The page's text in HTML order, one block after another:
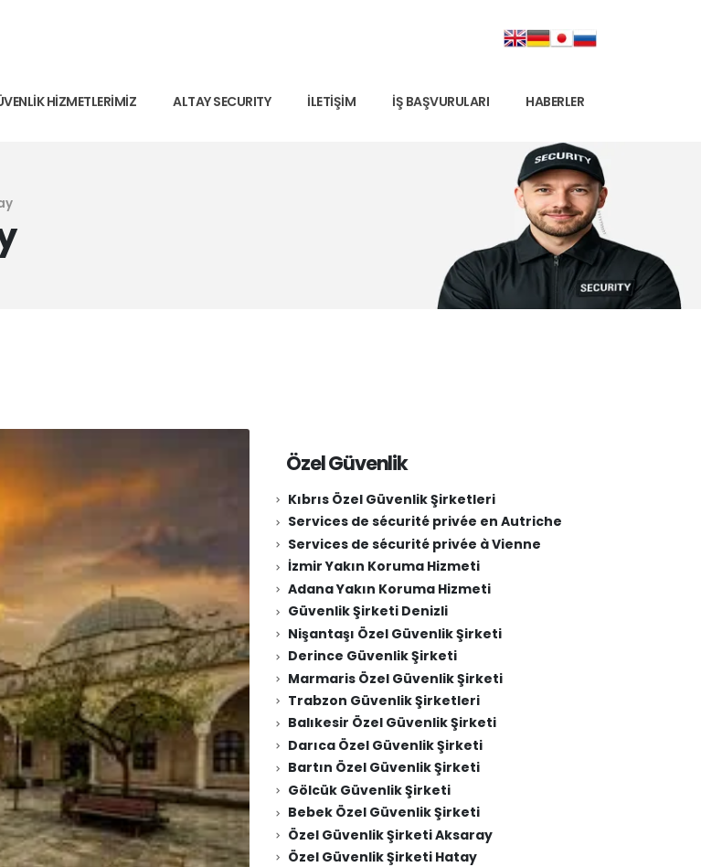
HIZMETLERIMIZ ALTAY SECURITY İLETIŞIM İŞ BAŞVURULARI HABERLER
Özel Güvenlik
Kıbrıs Özel Güvenlik Şirketleri
Services de sécurité privée en Autriche
Services de sécurité privée à Vienne
İzmir Yakın Koruma Hizmeti
Adana Yakın Koruma Hizmeti
Güvenlik Şirketi Denizli
Nişantaşı Özel Güvenlik Şirketi
Derince Güvenlik Şirketi
Marmaris Özel Güvenlik Şirketi
Trabzon Güvenlik Şirketleri
Balıkesir Özel Güvenlik Şirketi
Darıca Özel Güvenlik Şirketi
Bartın Özel Güvenlik Şirketi
Gölcük Güvenlik Şirketi
Bebek Özel Güvenlik Şirketi
Özel Güvenlik Şirketi Aksaray
Özel Güvenlik Şirketi Hatay